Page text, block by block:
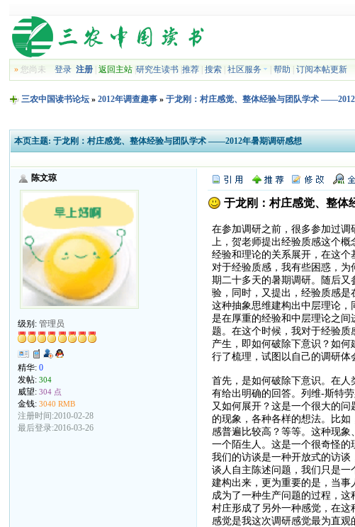
» 您尚未登录 注册 |返回主站 |研究生读书 |推荐 |搜索 |社区服务 |帮助 |订阅本帖更新
三农中国读书论坛 »2012年调查趣事 »于龙刚：村庄感觉、整体经验与团队学术
本页主题: 于龙刚：村庄感觉、整体经验与团队学术 ——2012年暑期调研感想
陈文琼
级别:管理员
精华:0
发帖:304
威望:304 点
金钱:3040 RMB
注册时间:2010-02-28
最后登录:2016-03-26
于龙刚：村庄感觉、整
在参加调研之前，很多参加过
上，贺老师提出经验质感这个
经验和理论的关系展开，在这个
对于经验质感，我有些困惑，
期二十多天的暑期调研。随后
验，同时，又提出，经验质感是
这种抽象思维建构出中层理论
是在厚重的经验和中层理论之
题。在这个时候，我对于经验
产生，即如何破除下意识？如
行了梳理，试图以自己的调研体
首先，是如何破除下意识。在
有给出明确的回答。列维-斯特
又如何展开？这是一个很大的
的现象，各种各样的想法。比
感普遍比较高？等等。这种现
一个陌生人。这是一个很奇怪的
我们的访谈是一种开放式的访谈
谈人自主陈述问题，我们只是
建构出来，更为重要的是，当
成为了一种生产问题的过程，
村庄形成了另外一种感觉，在
感觉是我这次调研感觉最为直观